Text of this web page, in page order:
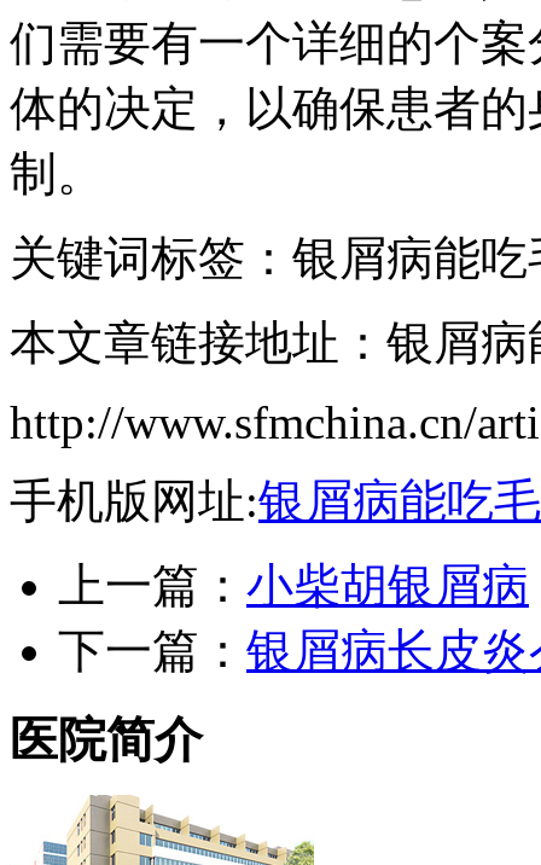
们需要有一个详细的个
体的决定，以确保患者
制。
关键词标签：银屑病能
本文章链接地址：银屑
http://www.sfmchina.cn/
手机版网址:银屑病能吃
上一篇： 小柴胡银屑病
下一篇： 银屑病长皮炎
医院简介